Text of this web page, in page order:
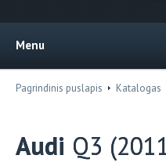
Menu
Pagrindinis puslapis Katalogas
Audi Q3